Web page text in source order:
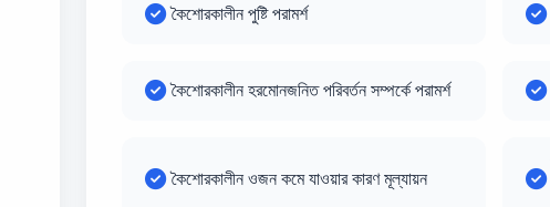
কৈশোরকালীন পুষ্টি পরামর্শ
কৈশোরকালীন হরমোনজনিত পরিবর্তন সম্পর্কে পরামর্শ
কৈশোরকালীন ওজন কমে যাওয়ার কারণ মূল্যায়ন